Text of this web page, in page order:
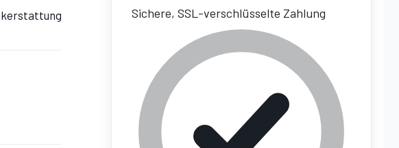
Sichere, SSL-verschlüsselte Zahlung